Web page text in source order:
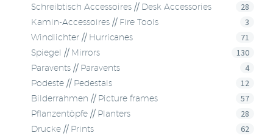
Schreibtisch Accessoires // Desk Accessories 28
Kamin-Accessoires // Fire Tools 3
Windlichter // Hurricanes 71
Spiegel // Mirrors 130
Paravents // Paravents 4
Podeste // Pedestals 12
Bilderrahmen // Picture frames 57
Pflanzentöpfe // Planters 28
Drucke // Prints 62